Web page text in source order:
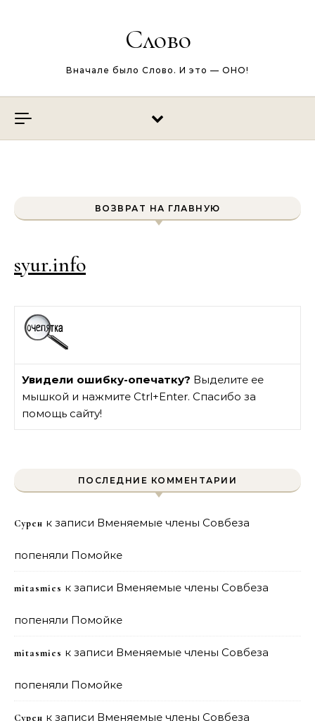
Слово
Вначале было Слово. И это — ОНО!
ВОЗВРАТ НА ГЛАВНУЮ
syur.info
Увидели ошибку-опечатку? Выделите ее
мышкой и нажмите Ctrl+Enter. Спасибо за
помощь сайту!
ПОСЛЕДНИЕ КОММЕНТАРИИ
Сурен к записи Вменяемые члены Совбеза
попеняли Помойке
mitasmies к записи Вменяемые члены Совбеза
попеняли Помойке
mitasmies к записи Вменяемые члены Совбеза
попеняли Помойке
Сурен к записи Вменяемые члены Совбеза